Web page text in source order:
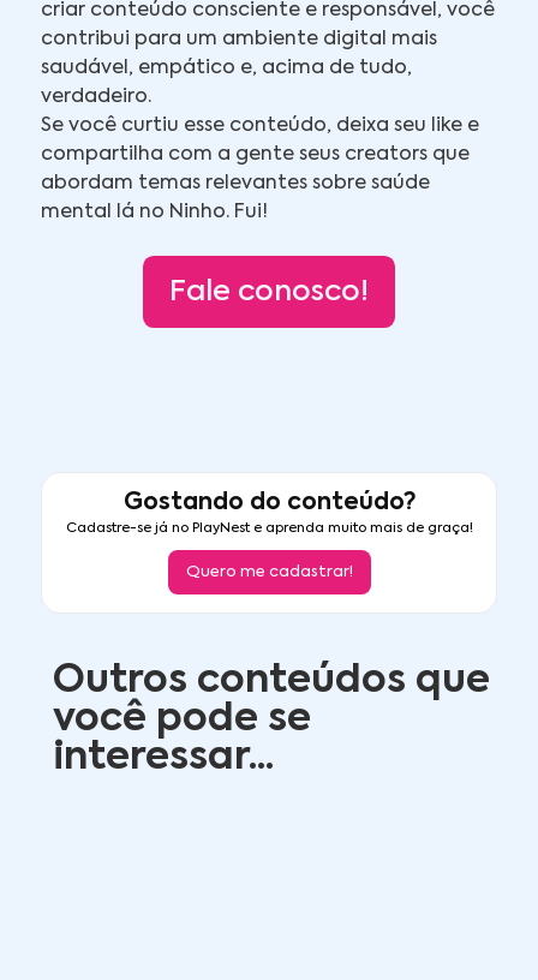
criar conteúdo consciente e responsável, você
contribui para um ambiente digital mais
saudável, empático e, acima de tudo,
verdadeiro.
Se você curtiu esse conteúdo, deixa seu like e
compartilha com a gente seus creators que
abordam temas relevantes sobre saúde
mental lá no Ninho. Fui!
Fale conosco!
Gostando do conteúdo?
Cadastre-se já no PlayNest e aprenda muito mais de graça!
Quero me cadastrar!
Outros conteúdos que
você pode se
interessar...